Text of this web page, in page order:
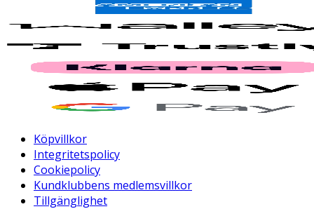
Köpvillkor
Integritetspolicy
Cookiepolicy
Kundklubbens medlemsvillkor
Tillgänglighet